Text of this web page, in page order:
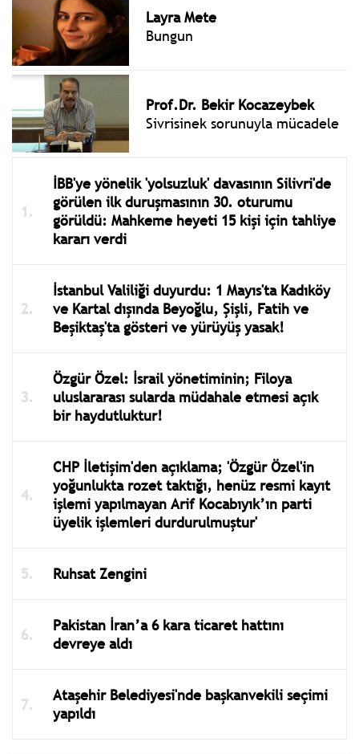
Layra Mete
Bungun
Prof.Dr. Bekir Kocazeybek
Sivrisinek sorunuyla mücadele
İBB'ye yönelik 'yolsuzluk' davasının Silivri'de
görülen ilk duruşmasının 30. oturumu
görüldü: Mahkeme heyeti 15 kişi için tahliye
kararı verdi
İstanbul Valiliği duyurdu: 1 Mayıs'ta Kadıköy
ve Kartal dışında Beyoğlu, Şişli, Fatih ve
Beşiktaş'ta gösteri ve yürüyüş yasak!
Özgür Özel: İsrail yönetiminin; Filoya
uluslararası sularda müdahale etmesi açık
bir haydutluktur!
CHP İletişim'den açıklama; 'Özgür Özel'in
yoğunlukta rozet taktığı, henüz resmi kayıt
işlemi yapılmayan Arif Kocabıyık’ın parti
üyelik işlemleri durdurulmuştur'
Ruhsat Zengini
Pakistan İran’a 6 kara ticaret hattını
devreye aldı
Ataşehir Belediyesi'nde başkanvekili seçimi
yapıldı